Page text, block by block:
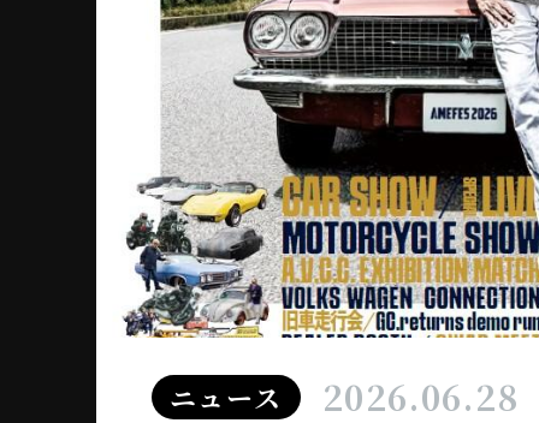
ニュース 2026.06.28